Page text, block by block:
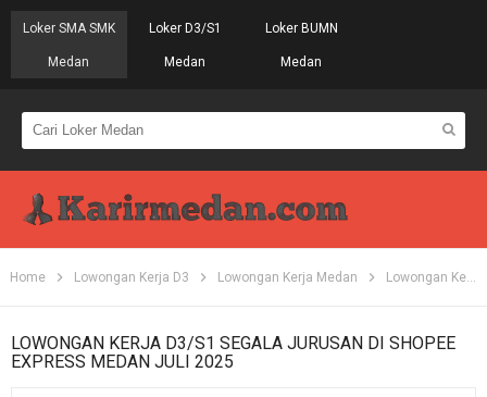
Loker SMA SMK
Medan
Loker D3/S1
Medan
Loker BUMN
Medan
Home Lowongan Kerja D3 Lowongan Kerja Medan Lowongan Kerja S1
LOWONGAN KERJA D3/S1 SEGALA JURUSAN DI SHOPEE
EXPRESS MEDAN JULI 2025